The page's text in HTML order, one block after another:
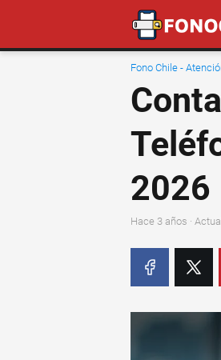
Fono Chile -
2026
hace 3 años ·